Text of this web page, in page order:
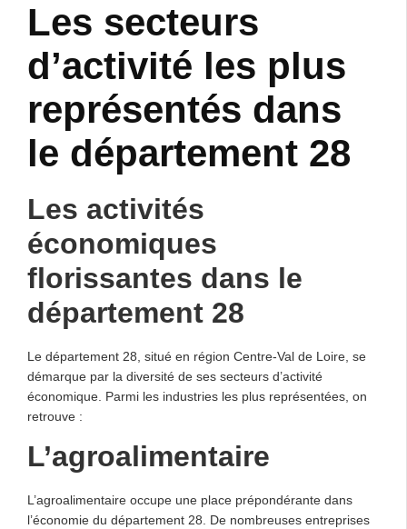
Les secteurs
d’activité les plus
représentés dans
le département 28
Les activités
économiques
florissantes dans le
département 28
Le département 28, situé en région Centre-Val de Loire, se
démarque par la diversité de ses secteurs d’activité
économique. Parmi les industries les plus représentées, on
retrouve :
L’agroalimentaire
L’agroalimentaire occupe une place prépondérante dans
l’économie du département 28. De nombreuses entreprises